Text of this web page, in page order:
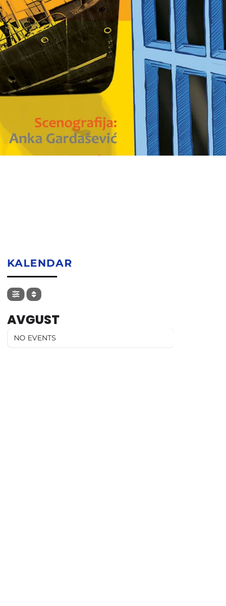
KALENDAR
AVGUST
NO EVENTS